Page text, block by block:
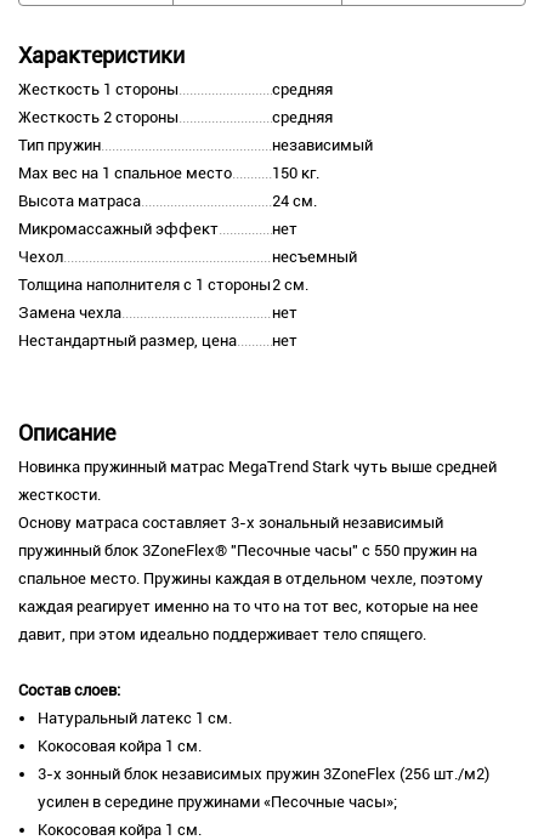
Характеристики
Жесткость 1 стороны
средняя
Жесткость 2 стороны
средняя
Тип пружин
независимый
Max вес на 1 спальное место
150 кг.
Высота матраса
24 см.
Микромассажный эффект
нет
Чехол
несъемный
Толщина наполнителя с 1 стороны2 см.
Замена чехла
нет
Нестандартный размер, цена
нет
Описание
Новинка пружинный матрас MegaTrend Stark чуть выше средней
жесткости.
Основу матраса составляет 3-х зональный независимый
пружинный блок 3ZoneFlex® "Песочные часы" с 550 пружин на
спальное место. Пружины каждая в отдельном чехле, поэтому
каждая реагирует именно на то что на тот вес, которые на нее
давит, при этом идеально поддерживает тело спящего.
Состав слоев:
Натуральный латекс 1 см.
Кокосовая койра 1 см.
3-х зонный блок независимых пружин 3ZoneFlex (256 шт./м2)
усилен в середине пружинами «Песочные часы»;
Кокосовая койра 1 см.